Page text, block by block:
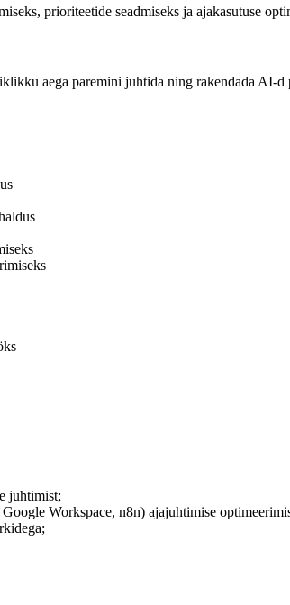
prioriteetide seadmiseks ja ajakasutuse
aega paremini juhtida ning rakendada AI-d
juhtimist;
Workspace, n8n) ajajuhtimise